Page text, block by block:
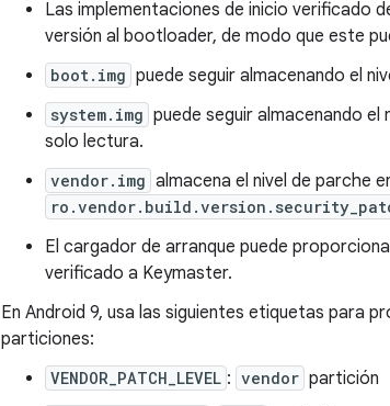
Las implementaciones de inicio verificado
versión al bootloader, de modo que este
boot.img puede seguir almacenando el
system.img puede seguir almacenando el
solo lectura.
vendor.img almacena el nivel de parche
El cargador de arranque puede
verificado a Keymaster.
En Android 9, usa las siguientes etiquetas para
particiones:
VENDOR_PATCH_LEVEL : vendor partición